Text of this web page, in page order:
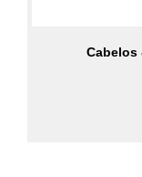
Cabelos